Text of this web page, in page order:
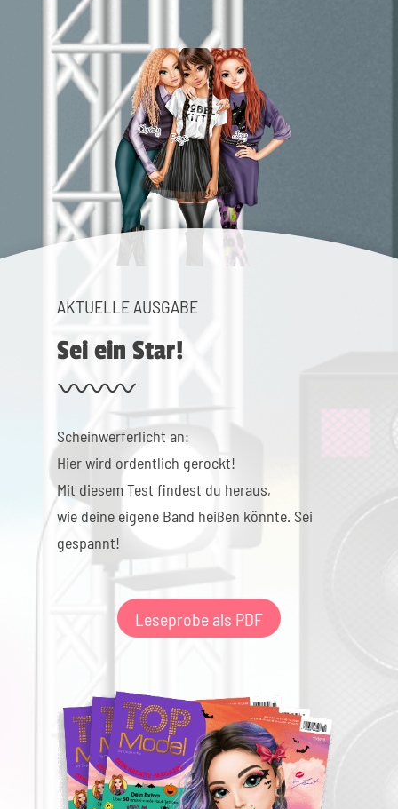
AKTUELLE AUSGABE
Sei ein Star!
Scheinwerferlicht an:
Hier wird ordentlich gerockt!
Mit diesem Test findest du heraus,
wie deine eigene Band heißen könnte. Sei
gespannt!
Leseprobe als PDF